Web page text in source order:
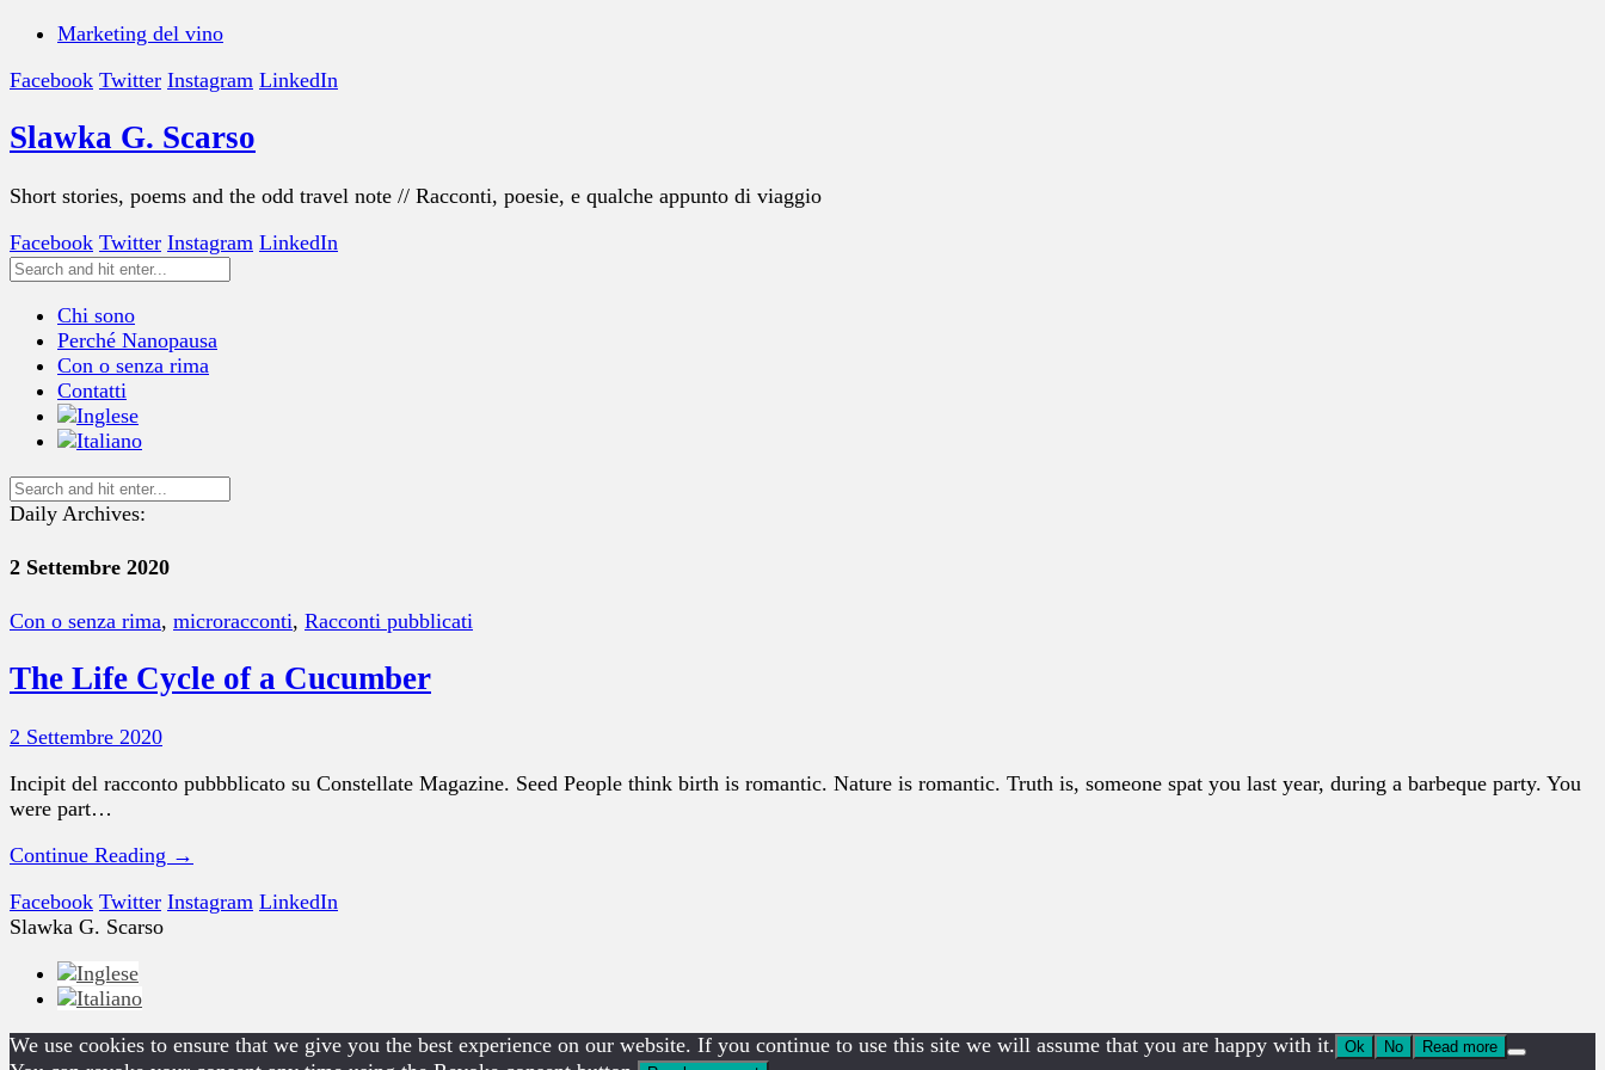
Marketing del vino
Facebook Twitter Instagram LinkedIn
Slawka G. Scarso
Short stories, poems and the odd travel note // Racconti, poesie, e qualche appunto di viaggio
Facebook Twitter Instagram LinkedIn
Chi sono
Perché Nanopausa
Con o senza rima
Contatti
Daily Archives:
2 Settembre 2020
Con o senza rima, microracconti, Racconti pubblicati
The Life Cycle of a Cucumber
2 Settembre 2020
Incipit del racconto pubbblicato su Constellate Magazine. Seed People think birth is romantic. Nature is romantic. Truth is, someone spat you last year, during a barbeque party. You
were part…
Continue Reading →
Facebook Twitter Instagram LinkedIn
Slawka G. Scarso
We use cookies to ensure that we give you the best experience on our website. If you continue to use this site we will assume that you are happy with it. Ok No Read more